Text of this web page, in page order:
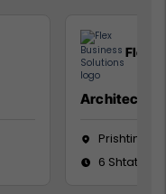
Flex
Architect
Prishtinë
6 Shtator